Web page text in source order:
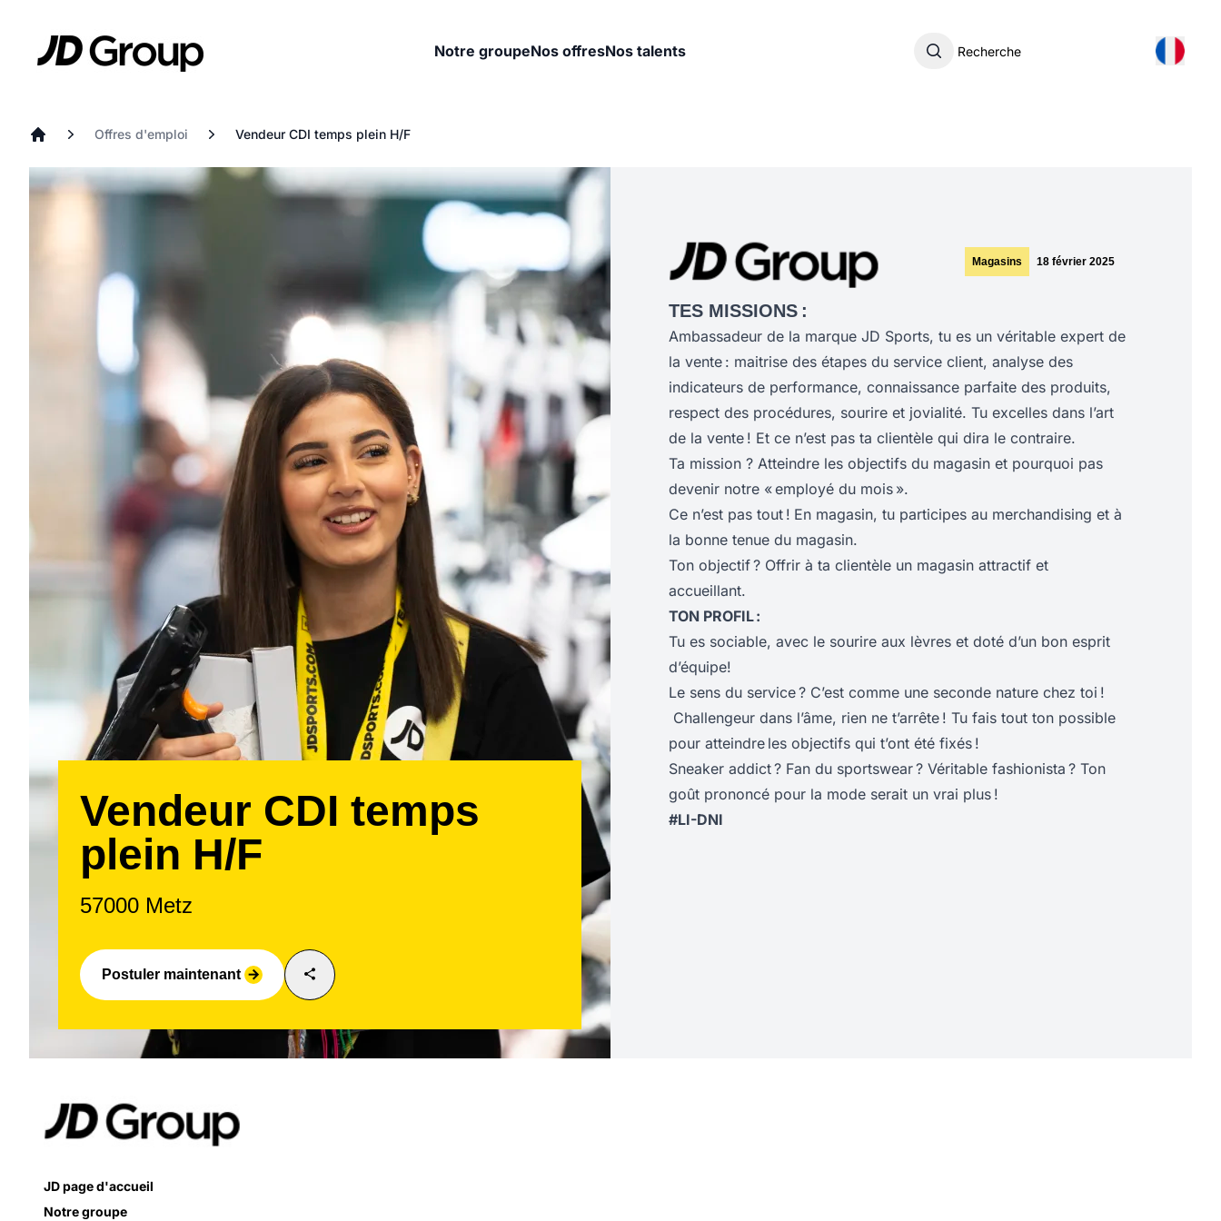
JD
Notre groupeNos offresNos talents Recherche
Offres d'emploi Vendeur CDI temps plein H/F
Vendeur CDI temps
plein H/F
57000 Metz
Postuler maintenant arrow_forward share
Magasins 18 février 2025
TES MISSIONS :
Ambassadeur de la marque JD Sports, tu es un véritable expert de
la vente : maitrise des étapes du service client, analyse des
indicateurs de performance, connaissance parfaite des produits,
respect des procédures, sourire et jovialité. Tu excelles dans l’art
de la vente ! Et ce n’est pas ta clientèle qui dira le contraire.
Ta mission ? Atteindre les objectifs du magasin et pourquoi pas
devenir notre « employé du mois ».
Ce n’est pas tout ! En magasin, tu participes au merchandising et à
la bonne tenue du magasin.
Ton objectif ? Offrir à ta clientèle un magasin attractif et
accueillant.
TON PROFIL :
Tu es sociable, avec le sourire aux lèvres et doté d’un bon esprit
d’équipe!
Le sens du service ? C’est comme une seconde nature chez toi !
Challengeur dans l’âme, rien ne t’arrête ! Tu fais tout ton possible
pour atteindre les objectifs qui t’ont été fixés !
Sneaker addict ? Fan du sportswear ? Véritable fashionista ? Ton
goût prononcé pour la mode serait un vrai plus !
#LI-DNI
JD page d'accueil
Notre groupe